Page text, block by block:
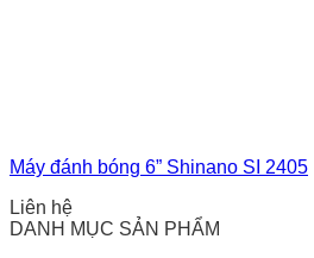
Máy đánh bóng 6” Shinano SI 2405
Liên hệ
DANH MỤC SẢN PHẨM